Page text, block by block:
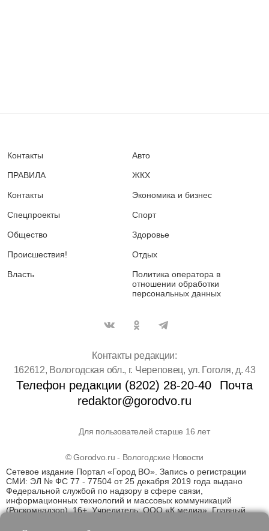
Контакты
ПРАВИЛА
Контакты
Спецпроекты
Общество
Происшествия!
Власть
Авто
ЖКХ
Экономика и бизнес
Спорт
Здоровье
Отдых
Политика оператора в
отношении обработки
персональных данных
Контакты редакции:
162612, Вологодская обл., г. Череповец, ул. Гоголя, д. 43
Телефон редакции (8202) 28-20-40
Почта
redaktor@gorodvo.ru
Для пользователей старше 16 лет
© Gorodvo.ru - Вологодские Новости
Сетевое издание Портал «Город ВО». Запись о регистрации
СМИ: ЭЛ № ФС 77 - 77504 от 25 декабря 2019 года выдано
Федеральной службой по надзору в сфере связи,
информационных технологий и массовых коммуникаций
(Роскомнадзор). 16+. Учредитель: ООО «К медиа». Главный